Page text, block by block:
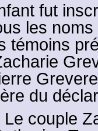
fut
les
témoins
du
Le couple